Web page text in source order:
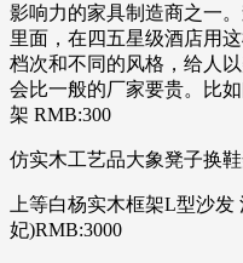
影响力的家具制造商之一
里面，在四五星级酒店用
档次和不同的风格，给人
会比一般的厂家要贵。比
架 RMB:300
仿实木工艺品大象凳子换
上等白杨实木框架L型沙
妃)RMB:3000